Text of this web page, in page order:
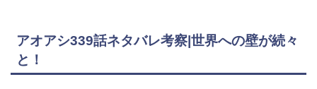
アオアシ339話ネタバレ考察|世界への壁が続々
と！